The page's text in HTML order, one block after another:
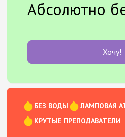
Абсолютно
Хочу!
БЕЗ ВОДЫ
ЛАМПОВАЯ
КРУТЫЕ ПРЕПОДАВАТЕЛИ